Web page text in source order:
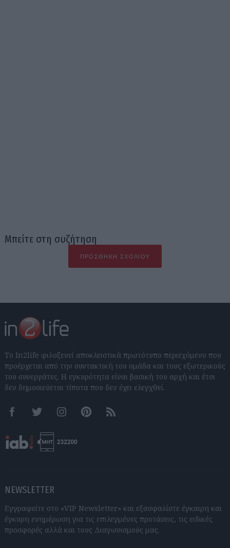
Μπείτε στη συζήτηση
ΠΡΟΣΘΉΚΗ ΣΧΟΛΊΟΥ
Το In2life φιλοξενεί αποκλειστικά πρωτότυπο περιεχόμενο που
προέρχεται από την συντακτική του ομάδα και τους εξωτερικούς
του συνεργάτες. Η εγκυρότητα είναι βασική του αρχή και έτσι
δεν δημοσιεύεται τίποτα που δεν έχει ελεγχθεί.
FacebookTwitter InstagramPinterestRSS feeds
NEWSLETTER
Εγγραφείτε στο «VIP Newsletter» και εξασφαλίστε έγκαιρη και
έγκυρη ενημέρωση για τις επιλεγμένες προτάσεις, τις ειδικές
προσφορές αλλά και τους Διαγωνισμούς μας.